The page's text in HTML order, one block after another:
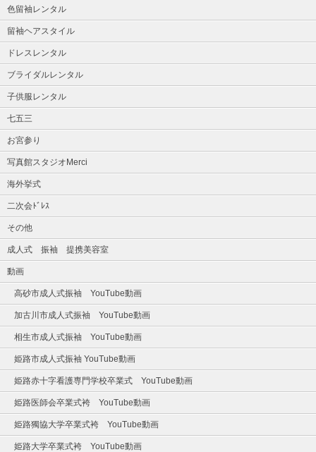
色留袖レンタル
留袖ヘアスタイル
ドレスレンタル
ブライダルレンタル
子供服レンタル
七五三
お宮参り
写真館スタジオMerci
海外挙式
二次会ﾄﾞﾚｽ
その他
成人式 振袖 提携美容室
動画
高砂市成人式振袖 YouTube動画
加古川市成人式振袖 YouTube動画
相生市成人式振袖 YouTube動画
姫路市成人式振袖 YouTube動画
姫路赤十字看護専門学校卒業式 YouTube動画
姫路医師会卒業式袴 YouTube動画
姫路獨協大学卒業式袴 YouTube動画
姫路大学卒業式袴 YouTube動画